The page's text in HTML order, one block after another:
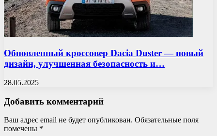
Обновленный кроссовер Dacia Duster — новый
дизайн, улучшенная безопасность и…
28.05.2025
Добавить комментарий
Ваш адрес email не будет опубликован. Обязательные поля
помечены *